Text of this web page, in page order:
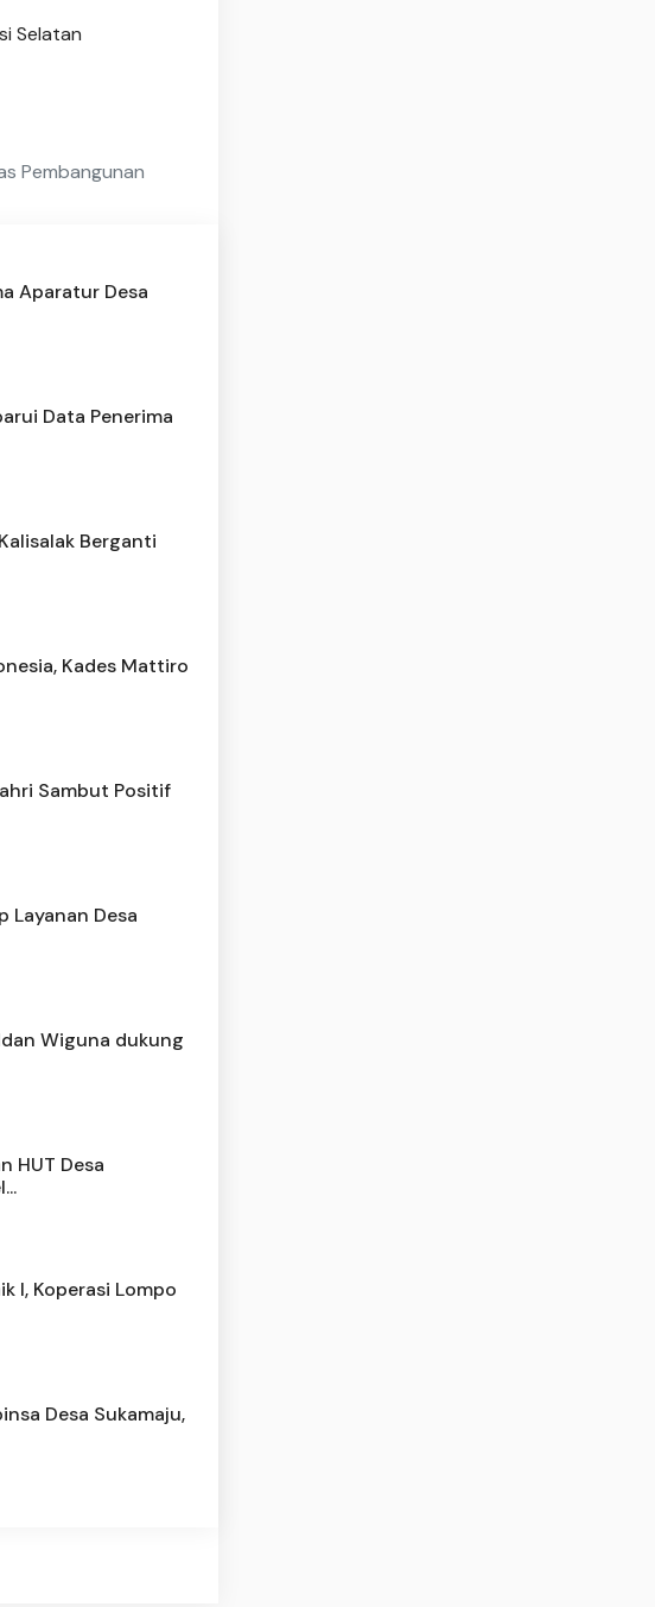
Selatan
Pembangunan
Aparatur Desa
Data Penerima
Berganti
Kades Mattiro
Sambut Positif
Layanan Desa
Wiguna dukung
HUT Desa
I, Koperasi Lompo
Desa Sukamaju,